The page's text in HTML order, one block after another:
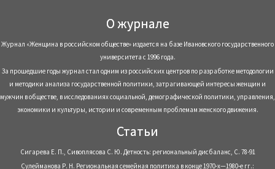
О журнале
Журнал «Женщина в российском обществе» издается на базе Ивановского государственного
университета с 1996 года.
За прошедшие годы журнал стал одним из российских центров по разработке методологии
и методики анализа государственной политики, затрагивающей интересы женщин и
мужчин в обществе, в исследованиях социальной, демографической политики, управления,
экономики и культуры, истории и современным проблемам женского движения.
Статьи
Сигарева Е. П., Сивоплясова С. Ю. Детность: региональный дисбаланс, С. 78-91
Сулейманова Р. Н. Региональная семейная политика в конце 1970-х—1980-е гг.: